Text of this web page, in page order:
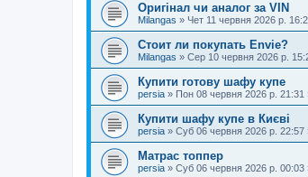
Оригінал чи аналог за VIN
Milangas » Чет 11 червня 2026 р.
Стоит ли покупать Envie?
Milangas » Сер 10 червня 2026 р.
Купити готову шафу купе
persia » Пон 08 червня 2026 р. 21:31
Купити шафу купе в Києві
persia » Суб 06 червня 2026 р. 22:57
Матрас топпер
persia » Суб 06 червня 2026 р. 00:03